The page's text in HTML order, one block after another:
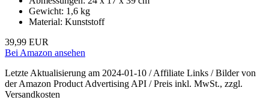
Gewicht: 1,6 kg
Material: Kunststoff
39,99 EUR
Bei Amazon ansehen
Letzte Aktualisierung am 2024-01-10 / Affiliate Links / Bilder von
der Amazon Product Advertising API / Preis inkl. MwSt., zzgl.
Versandkosten